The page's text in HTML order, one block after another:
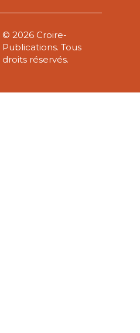
© 2026 Croire-
Publications. Tous
droits réservés.